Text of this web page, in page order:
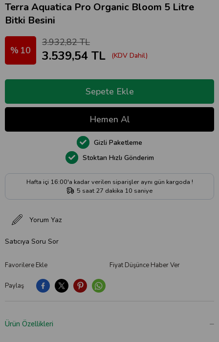
Terra Aquatica Pro Organic Bloom 5 Litre
Bitki Besini
10
3.932,82 TL
3.539,54 TL (KDV Dahil)
Paylaş
Favorilere Ekle Fiyat Düşünce Haber Ver
Yorum Yaz
Satıcıya Soru Sor
Hafta içi 16:00'a kadar verilen siparişler aynı gün kargoda !
5 saat27 dakika9saniye
Stoktan Hızlı Gönderim
Gizli Paketleme
Ürün Özellikleri